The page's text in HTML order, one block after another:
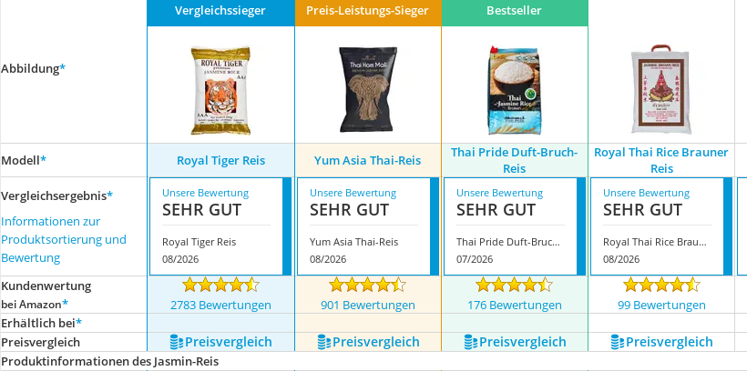
Müsli ohne Zuckerzusatz
Abbildung*
Vergleichssieger Preis-Leistungs-Sieger Bestseller
Modell* Royal Tiger Reis Yum Asia Thai-Reis
Thai Pride Duft-Bruch-
Reis
Royal Thai Rice Brauner
Reis
Vergleichsergebnis*
Informationen zur
Produktsortierung und
Bewertung
Unsere Bewertung
SEHR GUT
Royal Tiger Reis
08/2026
Unsere Bewertung
SEHR GUT
Yum Asia Thai-Reis
08/2026
Unsere Bewertung
SEHR GUT
Thai Pride Duft-Bruch-Reis
07/2026
Unsere Bewertung
SEHR GUT
Royal Thai Rice Brauner Reis
08/2026
Kundenwertung
bei Amazon* 2783 Bewertungen 901 Bewertungen 176 Bewertungen 99 Bewertungen
Erhältlich bei*
Preis­vergleich
Preis­vergleich Preis­vergleich Preis­vergleich Preis­vergleich
Produktinformationen des Jasmin-Reis